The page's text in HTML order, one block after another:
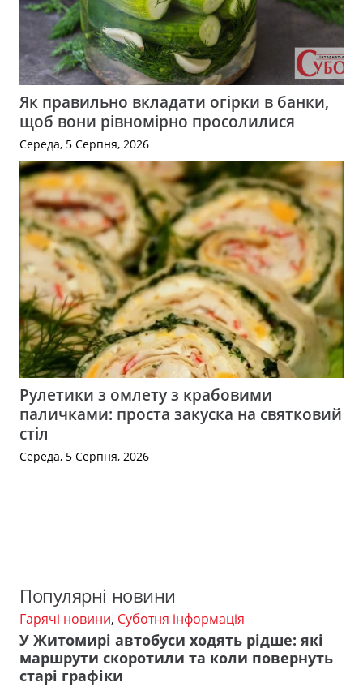
Як правильно вкладати огірки в банки,
щоб вони рівномірно просолилися
Середа, 5 Серпня, 2026
Рулетики з омлету з крабовими
паличками: проста закуска на святковий
стіл
Середа, 5 Серпня, 2026
Популярні новини
Гарячі новини, Суботня інформація
У Житомирі автобуси ходять рідше: які
маршрути скоротили та коли повернуть
старі графіки